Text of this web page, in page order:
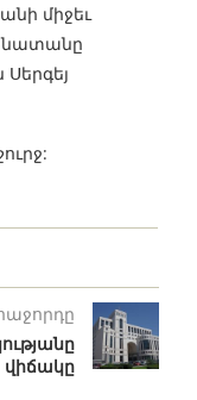
միջեւ
վիճակը